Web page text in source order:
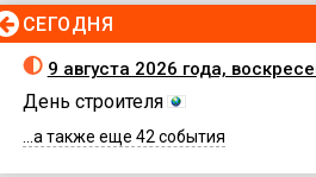
СЕГОДНЯ
9 августа 2026 года,
День строителя
...а также еще 42 события